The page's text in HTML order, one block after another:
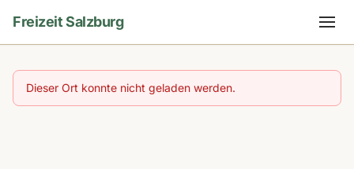
Freizeit Salzburg
Dieser Ort konnte nicht geladen werden.